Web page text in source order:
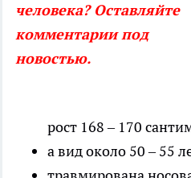
человека? Оставляйте
комментарии под
новостью.
рост 168 – 170
а вид около 50 – 55